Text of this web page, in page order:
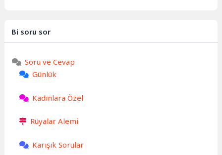
Bi soru sor
Soru ve Cevap
Günlük
Kadınlara Özel
Rüyalar Alemi
Karışık Sorular